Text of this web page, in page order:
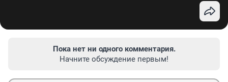
Пока нет ни одного комментария.
Начните обсуждение первым!